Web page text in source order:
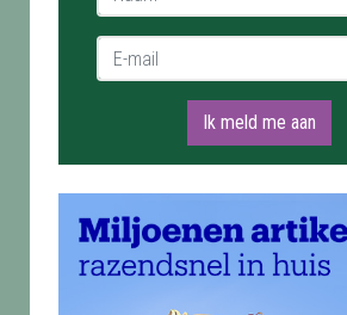
E-mail *
Ik meld me aan